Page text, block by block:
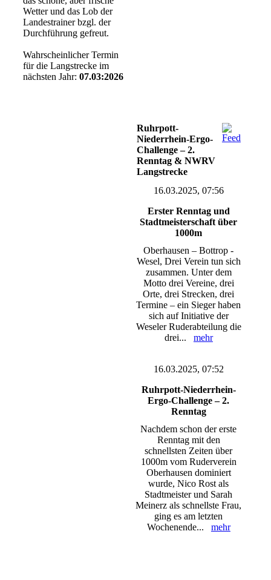
Wetter und das Lob der
Landestrainer bzgl. der
Durchführung gefreut.
Wahrscheinlicher Termin
für die Langstrecke im
nächsten Jahr: 07.03:2026
Ruhrpott-
Niederrhein-Ergo-
Challenge – 2.
Renntag & NWRV
Langstrecke
16.03.2025, 07:56
Erster Renntag und
Stadtmeisterschaft über
1000m
Oberhausen – Bottrop -
Wesel, Drei Verein tun sich
zusammen. Unter dem
Motto drei Vereine, drei
Orte, drei Strecken, drei
Termine – ein Sieger haben
sich auf Initiative der
Weseler Ruderabteilung die
drei... mehr
16.03.2025, 07:52
Ruhrpott-Niederrhein-
Ergo-Challenge – 2.
Renntag
Nachdem schon der erste
Renntag mit den
schnellsten Zeiten über
1000m vom Ruderverein
Oberhausen dominiert
wurde, Nico Rost als
Stadtmeister und Sarah
Meinerz als schnellste Frau,
ging es am letzten
Wochenende... mehr